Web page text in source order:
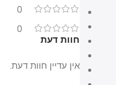
0
0
חוות דעת
אין עדיין חוות דעת.